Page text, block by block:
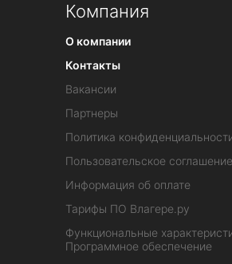
Компания
О компании
Контакты
Вакансии
Партнеры
Политика
Пользовательское соглашение
Информация об оплате
Тарифы ПО Влагере.ру
Функциональные
Программное обеспечение